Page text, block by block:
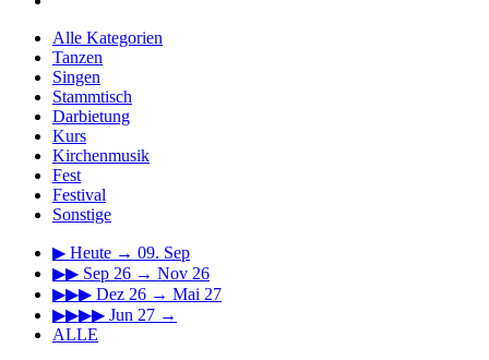
Alle Kategorien
Tanzen
Singen
Stammtisch
Darbietung
Kurs
Kirchenmusik
Fest
Festival
Sonstige
▶ Heute → 09. Sep
▶▶ Sep 26 → Nov 26
▶▶▶ Dez 26 → Mai 27
▶▶▶▶ Jun 27 →
ALLE